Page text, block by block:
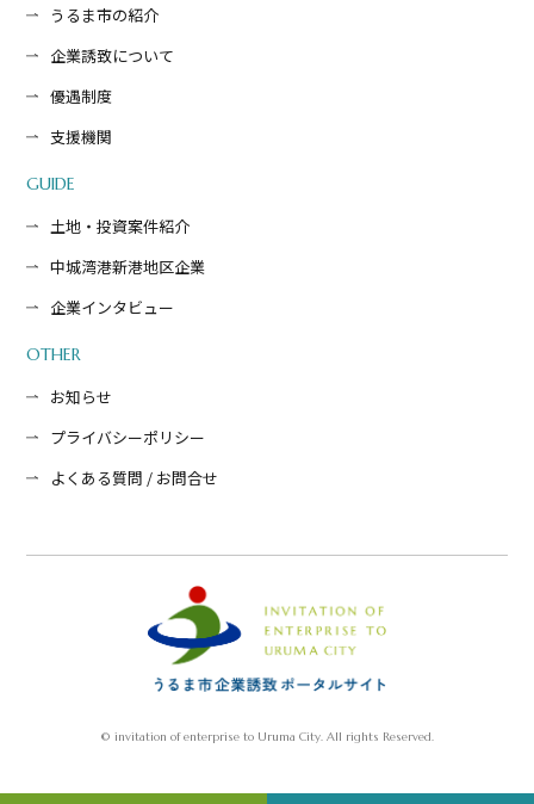
うるま市の紹介
企業誘致について
優遇制度
支援機関
GUIDE
土地・投資案件紹介
中城湾港新港地区企業
企業インタビュー
OTHER
お知らせ
プライバシーポリシー
よくある質問 / お問合せ
© invitation of enterprise to Uruma City. All rights Reserved.